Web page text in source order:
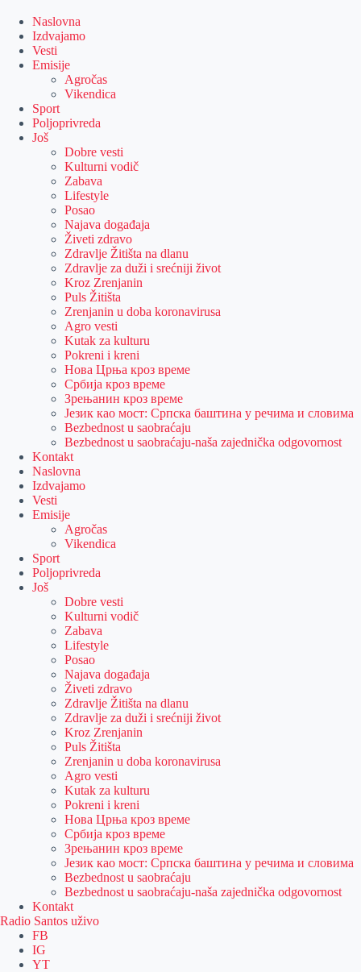
content
Naslovna
Izdvajamo
Vesti
Emisije
Agročas
Vikendica
Sport
Poljoprivreda
Još
Dobre vesti
Kulturni vodič
Zabava
Lifestyle
Posao
Najava događaja
Živeti zdravo
Zdravlje Žitišta na dlanu
Zdravlje za duži i srećniji život
Kroz Zrenjanin
Puls Žitišta
Zrenjanin u doba koronavirusa
Agro vesti
Kutak za kulturu
Pokreni i kreni
Нова Црња кроз време
Србија кроз време
Зрењанин кроз време
Језик као мост: Српска баштина у речима и словима
Bezbednost u saobraćaju
Bezbednost u saobraćaju-naša zajednička odgovornost
Kontakt
Naslovna
Izdvajamo
Vesti
Emisije
Agročas
Vikendica
Sport
Poljoprivreda
Još
Dobre vesti
Kulturni vodič
Zabava
Lifestyle
Posao
Najava događaja
Živeti zdravo
Zdravlje Žitišta na dlanu
Zdravlje za duži i srećniji život
Kroz Zrenjanin
Puls Žitišta
Zrenjanin u doba koronavirusa
Agro vesti
Kutak za kulturu
Pokreni i kreni
Нова Црња кроз време
Србија кроз време
Зрењанин кроз време
Језик као мост: Српска баштина у речима и словима
Bezbednost u saobraćaju
Bezbednost u saobraćaju-naša zajednička odgovornost
Kontakt
Radio Santos uživo
FB
IG
YT